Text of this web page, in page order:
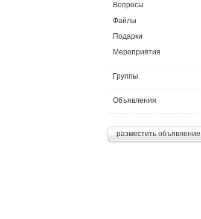
Вопросы
Файлы
Подарки
Мероприятия
Группы
Объявления
разместить объявление